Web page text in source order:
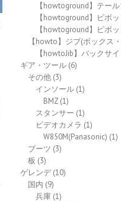
【howtoground】テー
【howtoground】ピボ
【howtoground】ピボ
【howto】ジブ(ボックス
【howtoJib】バックサイ
ギア・ツール (6)
その他 (3)
インソール (1)
BMZ (1)
スタンサー (1)
ビデオカメラ (1)
W850M(Panasonic) (1)
ブーツ (3)
板 (3)
ゲレンデ(10)
国内 (9)
兵庫 (1)